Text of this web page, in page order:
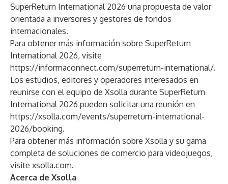
SuperReturn International 2026 una propuesta de valor
orientada a inversores y gestores de fondos
internacionales.
Para obtener más información sobre SuperReturn
International 2026, visite
https://informaconnect.com/superreturn-international/.
Los estudios, editores y operadores interesados en
reunirse con el equipo de Xsolla durante SuperReturn
International 2026 pueden solicitar una reunión en
https://xsolla.com/events/superreturn-international-
2026/booking.
Para obtener más información sobre Xsolla y su gama
completa de soluciones de comercio para videojuegos,
visite xsolla.com.
Acerca de Xsolla